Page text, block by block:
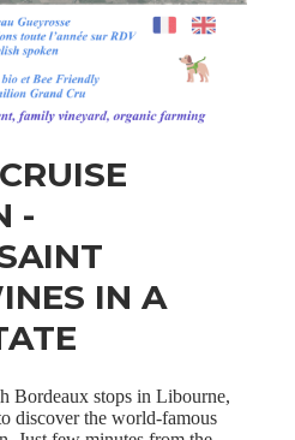
-
IN A
Bordeaux stops in Libourne,
discover the world-famous